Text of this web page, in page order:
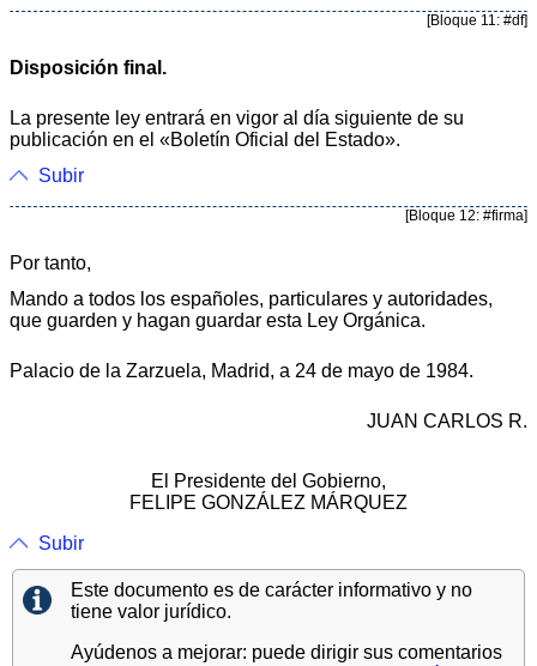
[Bloque 11: #df]
Disposición final.
La presente ley entrará en vigor al día siguiente de su
publicación en el «Boletín Oficial del Estado».
Subir
[Bloque 12: #firma]
Por tanto,
Mando a todos los españoles, particulares y autoridades,
que guarden y hagan guardar esta Ley Orgánica.
Palacio de la Zarzuela, Madrid, a 24 de mayo de 1984.
JUAN CARLOS R.
El Presidente del Gobierno,
FELIPE GONZÁLEZ MÁRQUEZ
Subir
Este documento es de carácter informativo y no
tiene valor jurídico.
Ayúdenos a mejorar: puede dirigir sus comentarios